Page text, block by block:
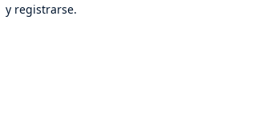
y registrarse.